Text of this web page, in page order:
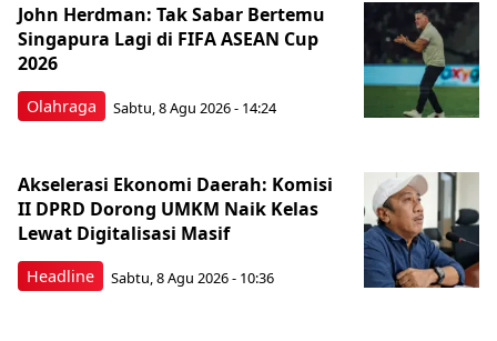
Olahraga
John Herdman: Tak Sabar Bertemu
Singapura Lagi di FIFA ASEAN Cup
2026
Sabtu, 8 Agu 2026 - 14:24
Headline
Akselerasi Ekonomi Daerah: Komisi
II DPRD Dorong UMKM Naik Kelas
Lewat Digitalisasi Masif
Sabtu, 8 Agu 2026 - 10:36